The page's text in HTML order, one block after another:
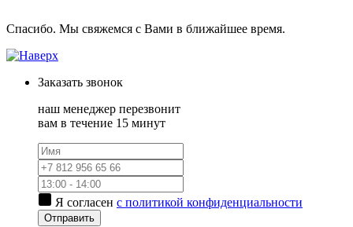
Спасибо. Мы свяжемся с Вами в ближайшее время.
Заказать звонок
наш менеджер перезвонит
вам в течение 15 минут
Я согласен с политикой конфиденциальности
Отправить